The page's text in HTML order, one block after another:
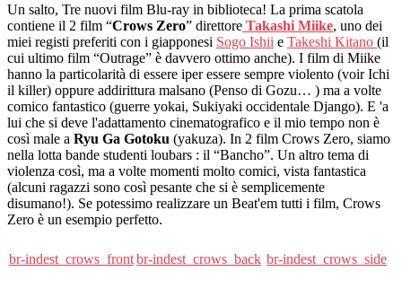
Un salto, Tre nuovi film Blu-ray in biblioteca! La prima scatola
contiene il 2 film “Crows Zero” direttore Takashi Miike, uno dei
miei registi preferiti con i giapponesi Sogo Ishii e Takeshi Kitano (il
cui ultimo film “Outrage” è davvero ottimo anche). I film di Miike
hanno la particolarità di essere iper essere sempre violento (voir Ichi
il killer) oppure addirittura malsano (Penso di Gozu… ) ma a volte
comico fantastico (guerre yokai, Sukiyaki occidentale Django). E 'a
lui che si deve l'adattamento cinematografico e il mio tempo non è
così male a Ryu Ga Gotoku (yakuza). In 2 film Crows Zero, siamo
nella lotta bande studenti loubars : il “Bancho”. Un altro tema di
violenza così, ma a volte momenti molto comici, vista fantastica
(alcuni ragazzi sono così pesante che si è semplicemente
disumano!). Se potessimo realizzare un Beat'em tutti i film, Crows
Zero è un esempio perfetto.
br-indest_crows_front br-indest_crows_back br-indest_crows_side